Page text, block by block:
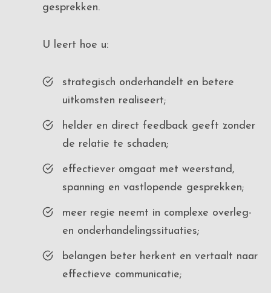
gesprekken.
U leert hoe u:
strategisch onderhandelt en betere
uitkomsten realiseert;
helder en direct feedback geeft zonder
de relatie te schaden;
effectiever omgaat met weerstand,
spanning en vastlopende gesprekken;
meer regie neemt in complexe overleg-
en onderhandelingssituaties;
belangen beter herkent en vertaalt naar
effectieve communicatie;